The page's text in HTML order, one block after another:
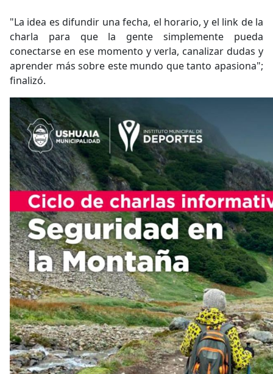
"La idea es difundir una fecha, el horario, y el link de la
charla para que la gente simplemente pueda
conectarse en ese momento y verla, canalizar dudas y
aprender más sobre este mundo que tanto apasiona";
finalizó.